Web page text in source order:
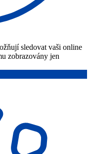
sledovat vaši online
zobrazovány jen